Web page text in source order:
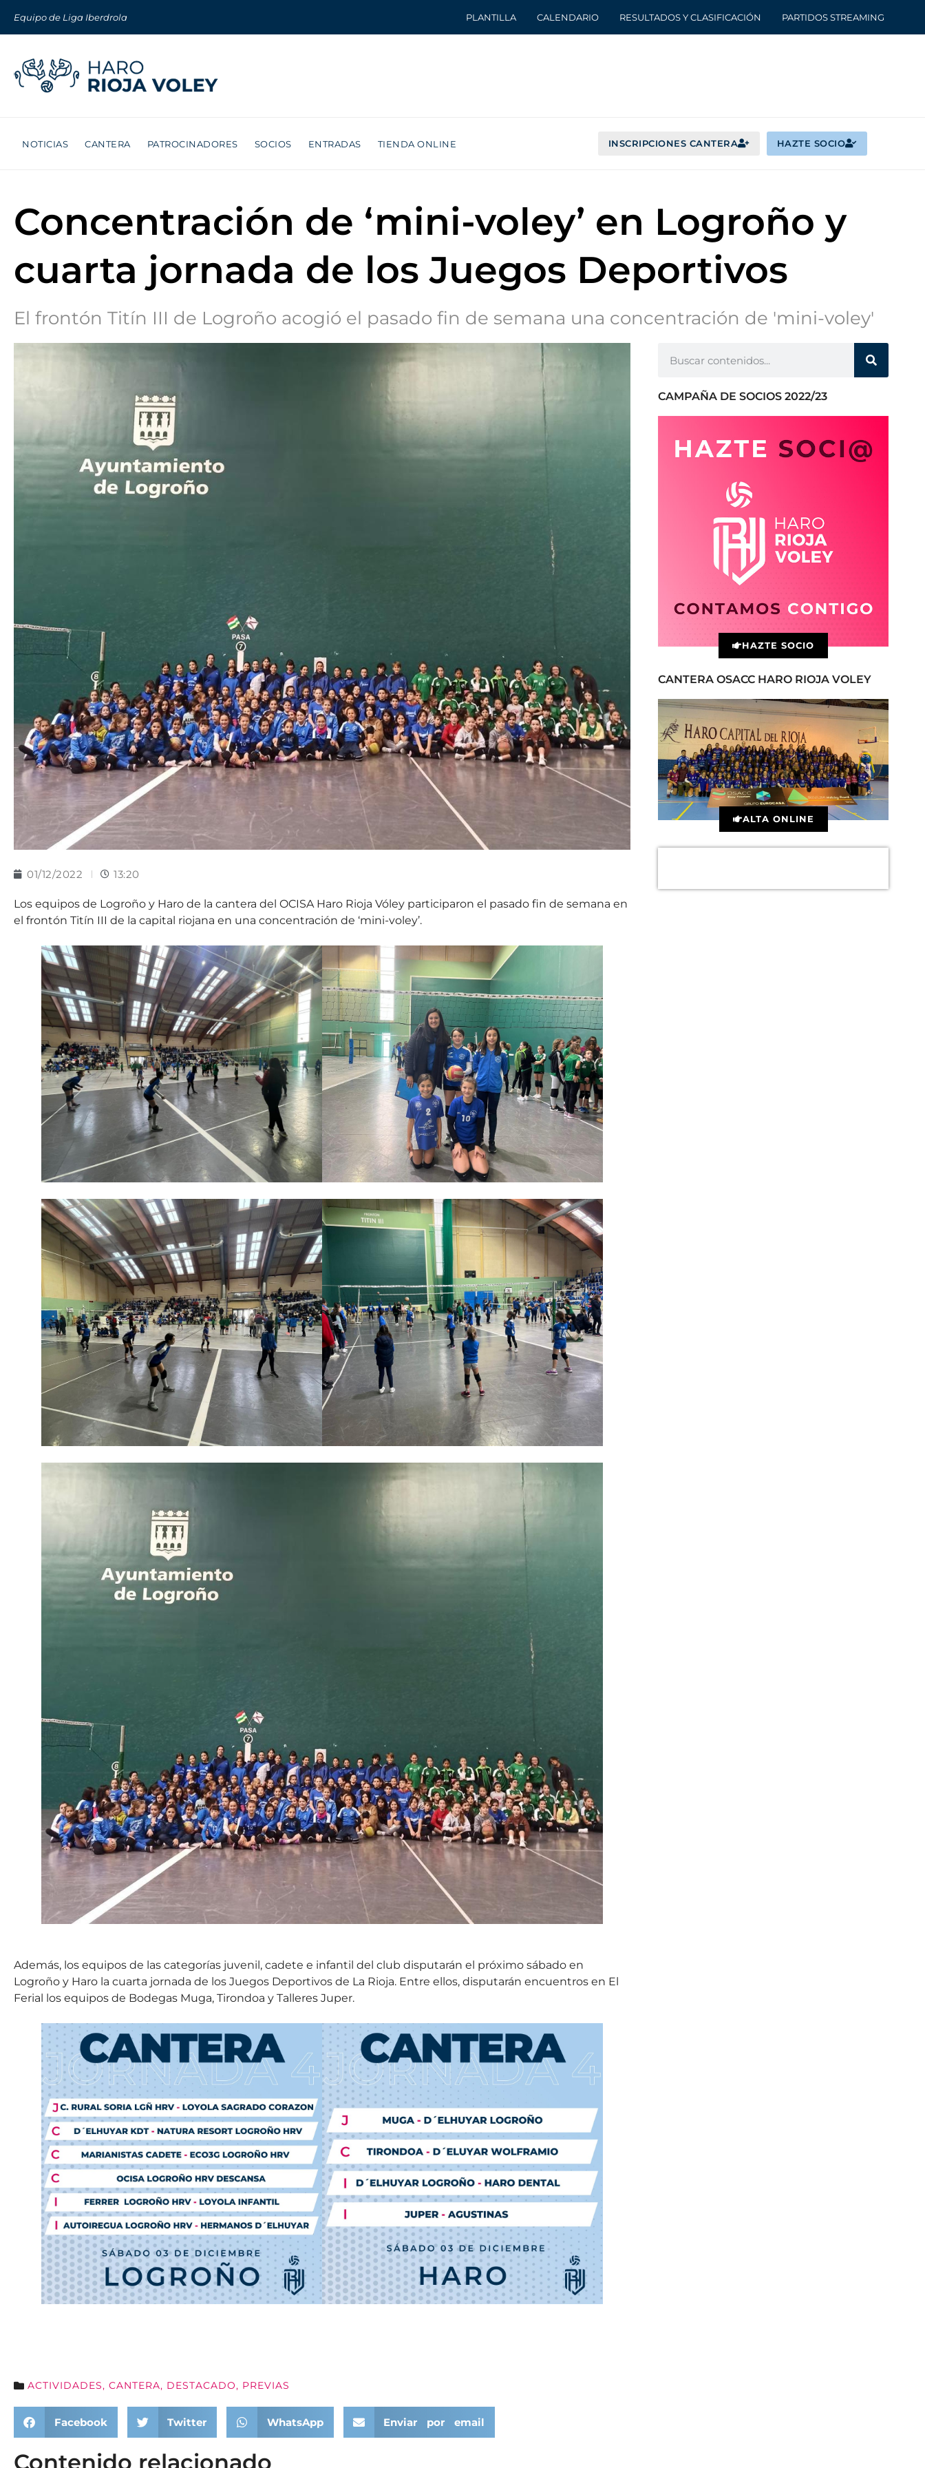
Equipo de Liga Iberdrola PLANTILLA CALENDARIO RESULTADOS Y CLASIFICACIÓN PARTIDOS STREAMING
NOTICIAS CANTERA PATROCINADORES SOCIOS ENTRADAS TIENDA ONLINE INSCRIPCIONES CANTERA HAZTE SOCIO
Concentración de ‘mini-voley’ en Logroño y
cuarta jornada de los Juegos Deportivos
El frontón Titín III de Logroño acogió el pasado fin de semana una concentración de 'mini-voley'
01/12/2022 13:20
Los equipos de Logroño y Haro de la cantera del OCISA Haro Rioja Vóley participaron el pasado fin de semana en
el frontón Titín III de la capital riojana en una concentración de ‘mini-voley’.
Además, los equipos de las categorías juvenil, cadete e infantil del club disputarán el próximo sábado en
Logroño y Haro la cuarta jornada de los Juegos Deportivos de La Rioja. Entre ellos, disputarán encuentros en El
Ferial los equipos de Bodegas Muga, Tirondoa y Talleres Juper.
ACTIVIDADES, CANTERA, DESTACADO, PREVIAS
Facebook Twitter WhatsApp Enviar por email
Contenido relacionado
CAMPAÑA DE SOCIOS 2022/23
HAZTE SOCIO
CANTERA OSACC HARO RIOJA VOLEY
ALTA ONLINE